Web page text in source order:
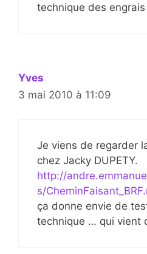
technique des
Yves
3 mai 2010 à 11:09
Je viens de regarder
chez Jacky DUPETY.
http://
s/
ça donne envie de
technique … qui vient